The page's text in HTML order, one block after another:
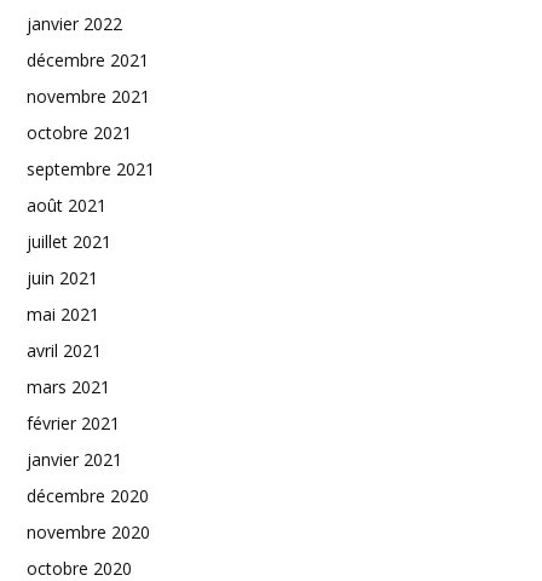
janvier 2022
décembre 2021
novembre 2021
octobre 2021
septembre 2021
août 2021
juillet 2021
juin 2021
mai 2021
avril 2021
mars 2021
février 2021
janvier 2021
décembre 2020
novembre 2020
octobre 2020